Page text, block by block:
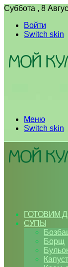
Суббота , 8
Войти
Switch skin
Меню
Switch skin
ГОТОВИМ
СУПЫ
Борщ